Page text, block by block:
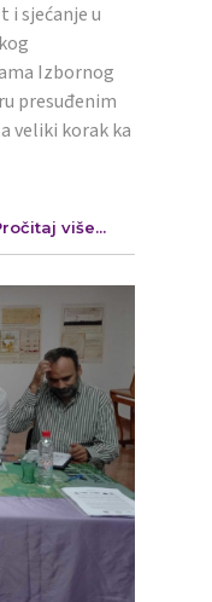
i sjećanje u
Izbornog
presuđenim
veliki korak ka
više...